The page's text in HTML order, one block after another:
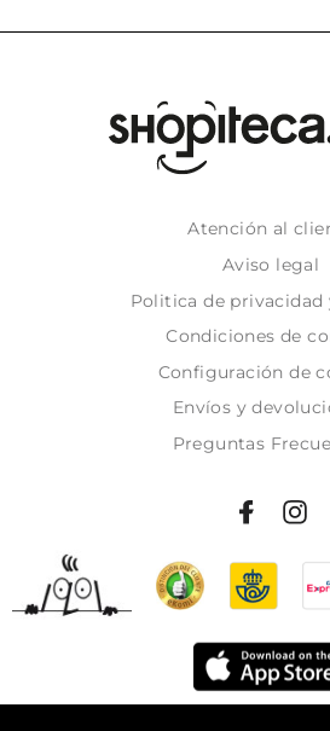
Atención al
Aviso legal
Politica de privacidad
Condiciones de
Configuración de
Envíos y
Preguntas